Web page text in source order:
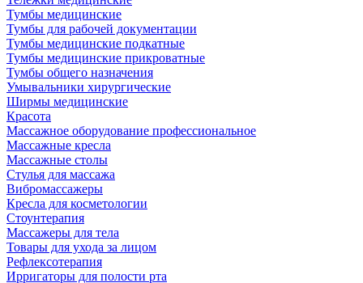
Тумбы медицинские
Тумбы для рабочей документации
Тумбы медицинские подкатные
Тумбы медицинские прикроватные
Тумбы общего назначения
Умывальники хирургические
Ширмы медицинские
Красота
Массажное оборудование профессиональное
Массажные кресла
Массажные столы
Стулья для массажа
Вибромассажеры
Кресла для косметологии
Стоунтерапия
Массажеры для тела
Товары для ухода за лицом
Рефлексотерапия
Ирригаторы для полости рта